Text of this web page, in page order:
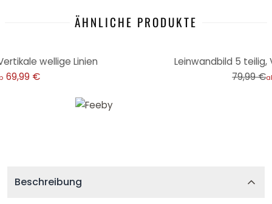
ÄHNLICHE PRODUKTE
wellige Linien
69,99 €
Leinwandbild 5 teilig,
79,99 €
Beschreibung